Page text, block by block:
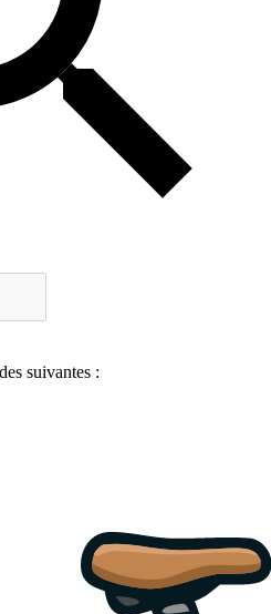
suivantes :